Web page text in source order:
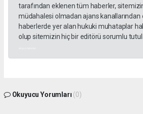
tarafından eklenen tüm haberler,
müdahalesi olmadan ajans kanallarından
haberlerde yer alan hukuki muhataplar
olup sitemizin hiç bir editörü sorumlu
Okuyucu Yorumları (0)